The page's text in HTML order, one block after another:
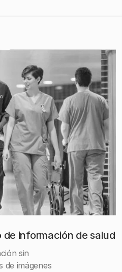
de información de salud
sin
de imágenes